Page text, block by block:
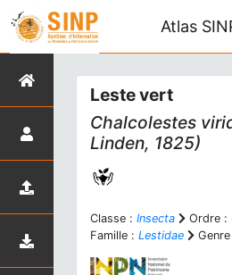
Atlas
Leste vert
Chalcolestes
Linden, 1825)
Classe : Insecta Ordre :
Famille : Lestidae